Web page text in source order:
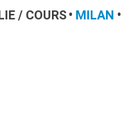
/ COURS MILAN